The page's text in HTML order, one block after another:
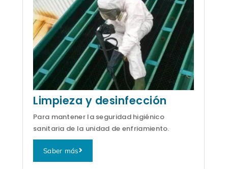
Limpieza y desinfección
Para mantener la seguridad higiénico
sanitaria de la unidad de enfriamiento.
Saber más